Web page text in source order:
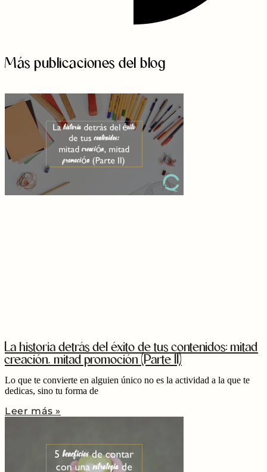
Más publicaciones del blog
La historia detrás del éxito de tus contenidos: mitad
creación, mitad promoción (Parte II)
Lo que te convierte en alguien único no es la actividad a la que te
dedicas, sino tu forma de
Leer más »